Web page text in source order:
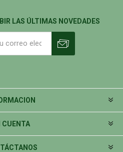
LAS ÚLTIMAS NOVEDADES
CUENTA